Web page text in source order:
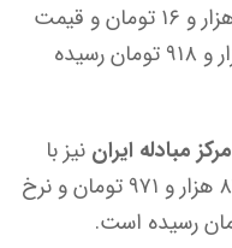
نسبت به روز کاری قبل، به نرخ ۷۲ هزار و ۱۶ تومان و قیمت
توافقی حواله دلار نیز به نرخ ۶۹ هزار و ۹۱۸ تومان رسیده
مرکز مبادله ایران نیز با
کاهش نسبت به روز کاری قبل به ۸۳ هزار و ۹۷۱ تومان و نرخ